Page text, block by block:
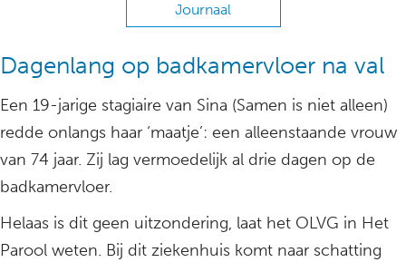
Journaal
Dagenlang op badkamervloer na val
Een 19-jarige stagiaire van Sina (Samen is niet alleen)
redde onlangs haar ‘maatje’: een alleenstaande vrouw
van 74 jaar. Zij lag vermoedelijk al drie dagen op de
badkamervloer.
Helaas is dit geen uitzondering, laat het OLVG in Het
Parool weten. Bij dit ziekenhuis komt naar schatting